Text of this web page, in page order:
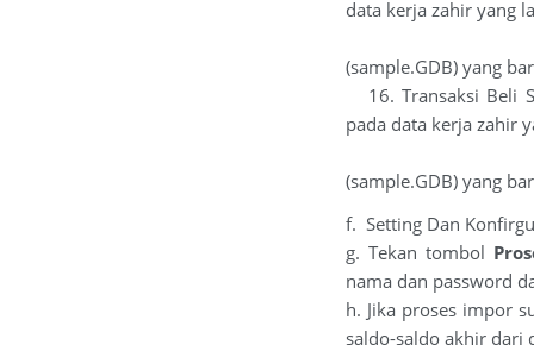
data kerja zahir yang
(sample.GDB) yang
16. Transaksi Beli
pada data kerja zahir
(sample.GDB) yang
f. Setting Dan
g. Tekan tombol
nama dan password
h. Jika proses impor
saldo-saldo akhir dari